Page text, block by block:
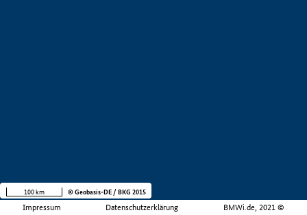
Impressum Datenschutzerklärung BMWi.de, 2021 ©
100 km © Geobasis-DE / BKG 2015